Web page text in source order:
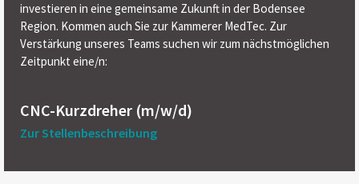
investieren in eine gemeinsame Zukunft in der Bodensee
Region. Kommen auch Sie zur Kammerer MedTec. Zur
Verstärkung unseres Teams suchen wir zum nächstmöglichen
Zeitpunkt eine/n:
CNC-Kurzdreher (m/w/d)
Zur Stellenbeschreibung